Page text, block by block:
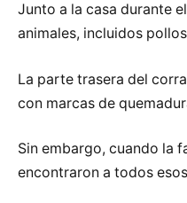
Junto a la casa durante
animales, incluidos
La parte trasera del
con marcas de
Sin embargo, cuando la
encontraron a todos